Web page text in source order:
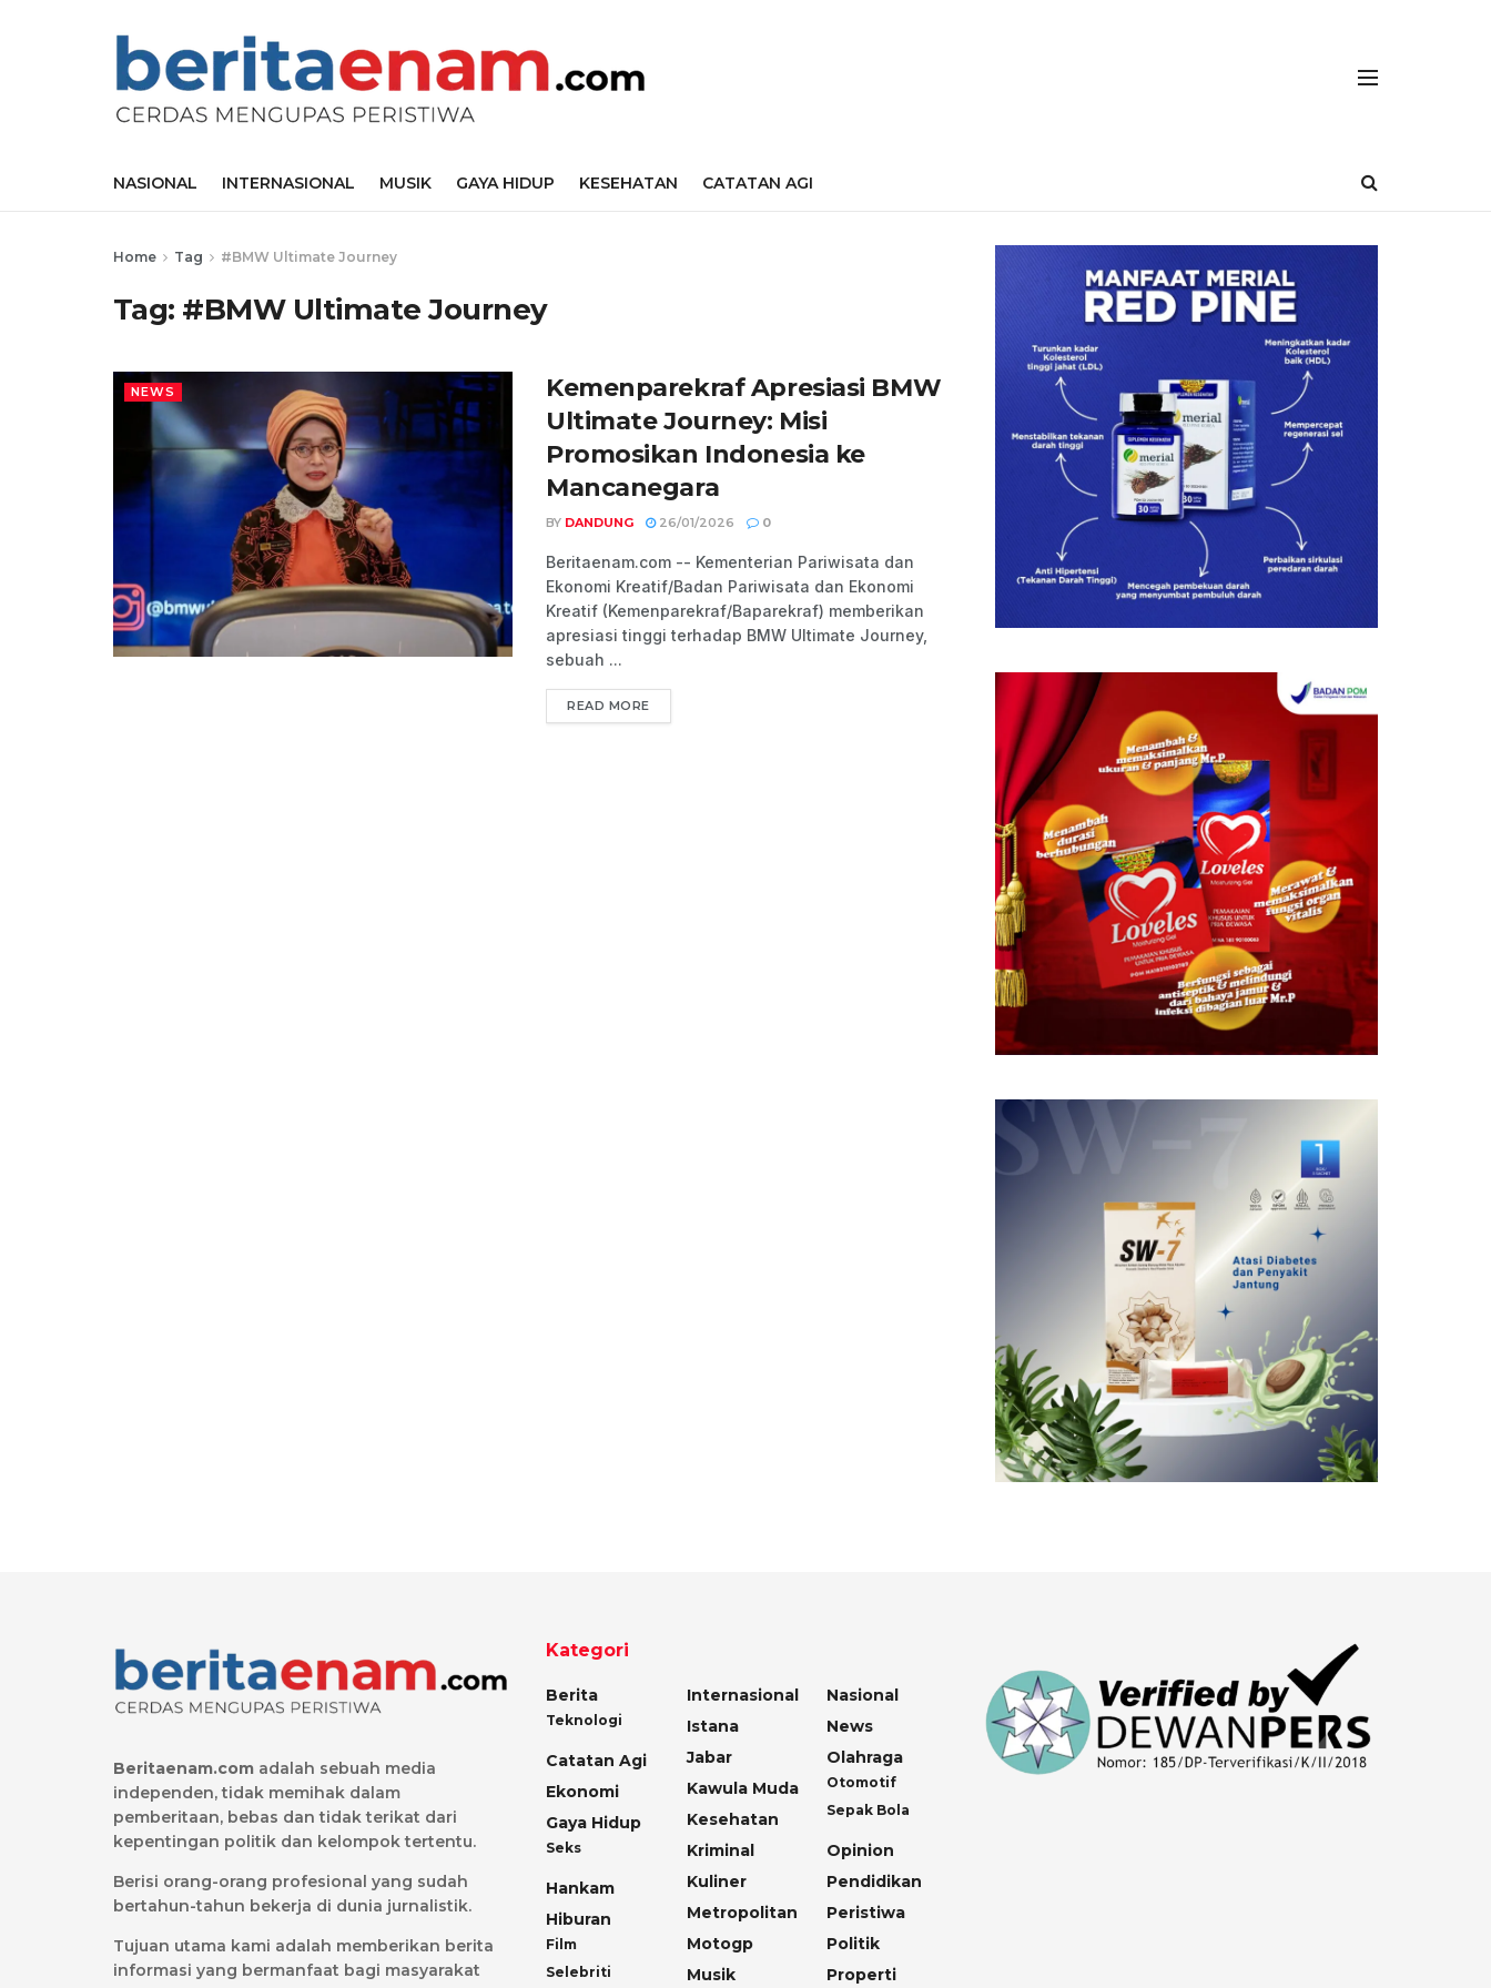
NASIONAL INTERNASIONAL MUSIK GAYA HIDUP KESEHATAN CATATAN AGI
Home Tag #BMW Ultimate Journey
Tag: #BMW Ultimate Journey
NEWS
Kemenparekraf Apresiasi BMW
Ultimate Journey: Misi
Promosikan Indonesia ke
Mancanegara
BY DANDUNG 26/01/2026 0
Beritaenam.com -- Kementerian Pariwisata dan
Ekonomi Kreatif/Badan Pariwisata dan Ekonomi
Kreatif (Kemenparekraf/Baparekraf) memberikan
apresiasi tinggi terhadap BMW Ultimate Journey,
sebuah ...
READ MORE
Beritaenam.com adalah sebuah media
independen, tidak memihak dalam
pemberitaan, bebas dan tidak terikat dari
kepentingan politik dan kelompok tertentu.
Berisi orang-orang profesional yang sudah
bertahun-tahun bekerja di dunia jurnalistik.
Tujuan utama kami adalah memberikan berita
informasi yang bermanfaat bagi masyarakat
Kategori
Berita
Teknologi
Catatan Agi
Ekonomi
Gaya Hidup
Seks
Hankam
Hiburan
Film
Selebriti
Internasional
Istana
Jabar
Kawula Muda
Kesehatan
Kriminal
Kuliner
Metropolitan
Motogp
Musik
Nasional
News
Olahraga
Otomotif
Sepak Bola
Opinion
Pendidikan
Peristiwa
Politik
Properti